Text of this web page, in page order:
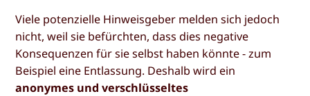
Viele potenzielle Hinweisgeber melden sich jedoch
nicht, weil sie befürchten, dass dies negative
Konsequenzen für sie selbst haben könnte - zum
Beispiel eine Entlassung. Deshalb wird ein
anonymes und verschlüsseltes